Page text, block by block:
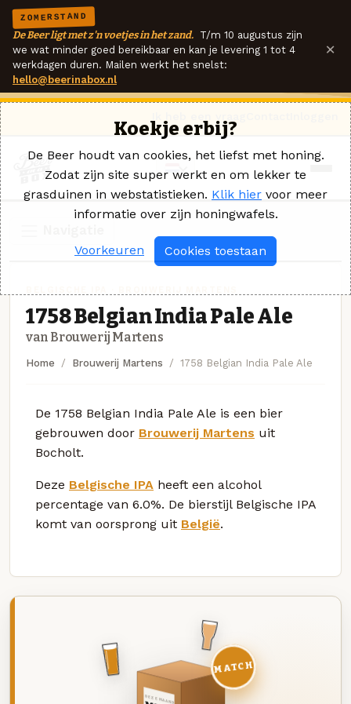
ZOMERSTAND
De Beer ligt met z'n voetjes in het zand. T/m 10 augustus zijn
we wat minder goed bereikbaar en kan je levering 1 tot 4
werkdagen duren. Mailen werkt het snelst:
hello@beerinabox.nl
×
1758 Belgian India Pale Ale
van Brouwerij Martens
Home Brouwerij Martens 1758 Belgian India Pale Ale
De 1758 Belgian India Pale Ale is een bier
gebrouwen door Brouwerij Martens uit
Bocholt.
Deze Belgische IPA heeft een alcohol
percentage van 6.0%. De bierstijl Belgische IPA
komt van oorsprong uit België.
DEZE MAAND
MATCH
Koekje erbij?
De Beer houdt van cookies, het liefst met honing.
Zodat zijn site super werkt en om lekker te
grasduinen in webstatistieken. Klik hier voor meer
informatie over zijn honingwafels.
Voorkeuren Cookies toestaan